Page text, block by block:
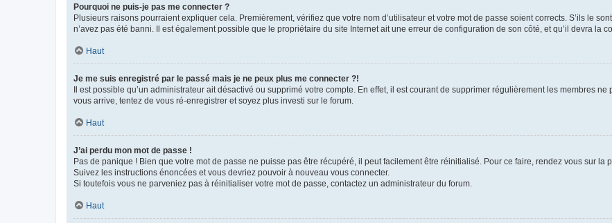
Pourquoi ne puis-je pas me connecter ?
Plusieurs raisons pourraient expliquer cela. Premièrement, vérifiez que votre nom d’utilisateur et votre mot de passe soient corrects. S’ils le
n’avez pas été banni. Il est également possible que le propriétaire du site Internet ait une erreur de configuration de son côté, et qu’il devra la
Haut
Je me suis enregistré par le passé mais je ne peux plus me connecter ?!
Il est possible qu’un administrateur ait désactivé ou supprimé votre compte. En effet, il est courant de supprimer régulièrement les membres
vous arrive, tentez de vous ré-enregistrer et soyez plus investi sur le forum.
Haut
J’ai perdu mon mot de passe !
Pas de panique ! Bien que votre mot de passe ne puisse pas être récupéré, il peut facilement être réinitialisé. Pour ce faire, rendez vous sur la
Suivez les instructions énoncées et vous devriez pouvoir à nouveau vous connecter.
Si toutefois vous ne parveniez pas à réinitialiser votre mot de passe, contactez un administrateur du forum.
Haut